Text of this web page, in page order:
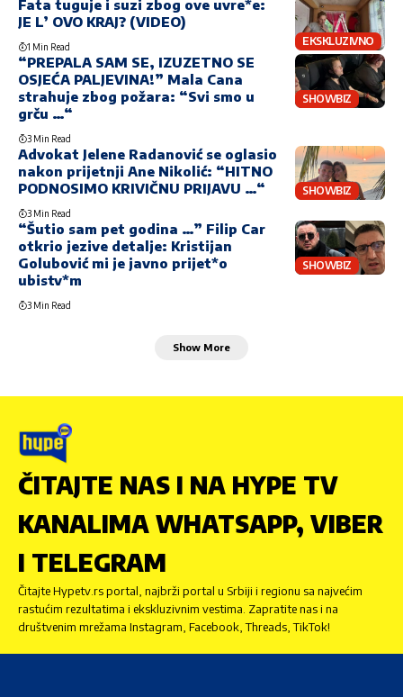
EKSKLUZIVNO
Fata tuguje i suzi zbog ove uvre*e:
JE L’ OVO KRAJ? (VIDEO)
1 Min Read
SHOWBIZ
“PREPALA SAM SE, IZUZETNO SE
OSJEĆA PALJEVINA!” Mala Cana
strahuje zbog požara: “Svi smo u
grču …“
3 Min Read
SHOWBIZ
Advokat Jelene Radanović se oglasio
nakon prijetnji Ane Nikolić: “HITNO
PODNOSIMO KRIVIČNU PRIJAVU …“
3 Min Read
SHOWBIZ
“Šutio sam pet godina …” Filip Car
otkrio jezive detalje: Kristijan
Golubović mi je javno prijet*o
ubistv*m
3 Min Read
Show More
ČITAJTE NAS I NA HYPE TV
KANALIMA WHATSAPP, VIBER
I TELEGRAM
Čitajte Hypetv.rs portal, najbrži portal u Srbiji i regionu sa najvećim
rastućim rezultatima i ekskluzivnim vestima. Zapratite nas i na
društvenim mrežama Instagram, Facebook, Threads, TikTok!